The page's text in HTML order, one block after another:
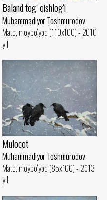
Baland tog‘ qishlog‘i
Muhammadiyor Toshmurodov
Mato, moybo‘yoq (110x100) - 2010
yil
Muloqot
Muhammadiyor Toshmurodov
Mato, moybo‘yoq (85x100) - 2013
yil